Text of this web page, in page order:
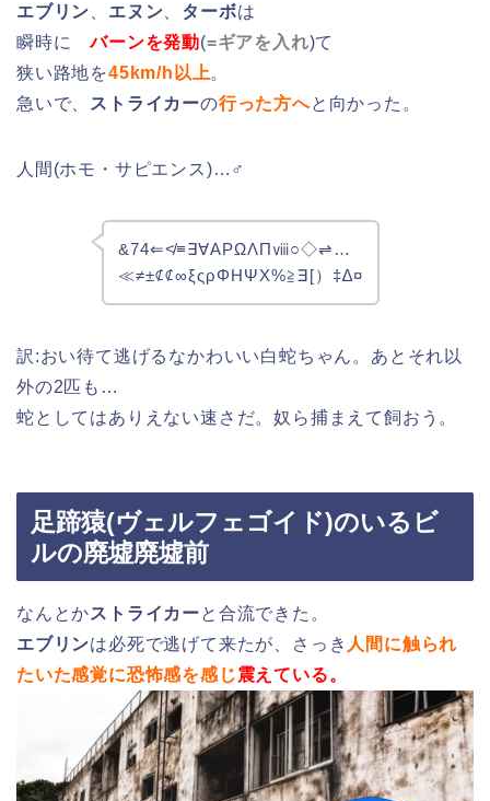
エブリン エヌン ターボは
瞬時にバーンを発動(=ギアを入れ)て
狭い路地を45km/h以上。
急いで、
ストライカーの行った方へと向かった。
人間(ホモ・サピエンス)…♂
&74⇐≮≡∃∀ΑΡΩΛΠⅷ○◇⇌…
≪≠±⊄⊄∞ξςρΦΗΨΧ%≧∃[）‡∆¤
訳:おい待て逃げるなかわいい白蛇ちゃん。あとそれ以
外の2匹も…
蛇としてはありえない速さだ。奴ら捕まえて飼おう。
足蹄猿(ヴェルフェゴイド)のいるビ
ルの廃墟廃墟前
なんとかストライカーと合流できた。
エブリンは必死で逃げて来たが、さっき 人間に触られ
たいた感覚に恐怖感を感じ震えている。